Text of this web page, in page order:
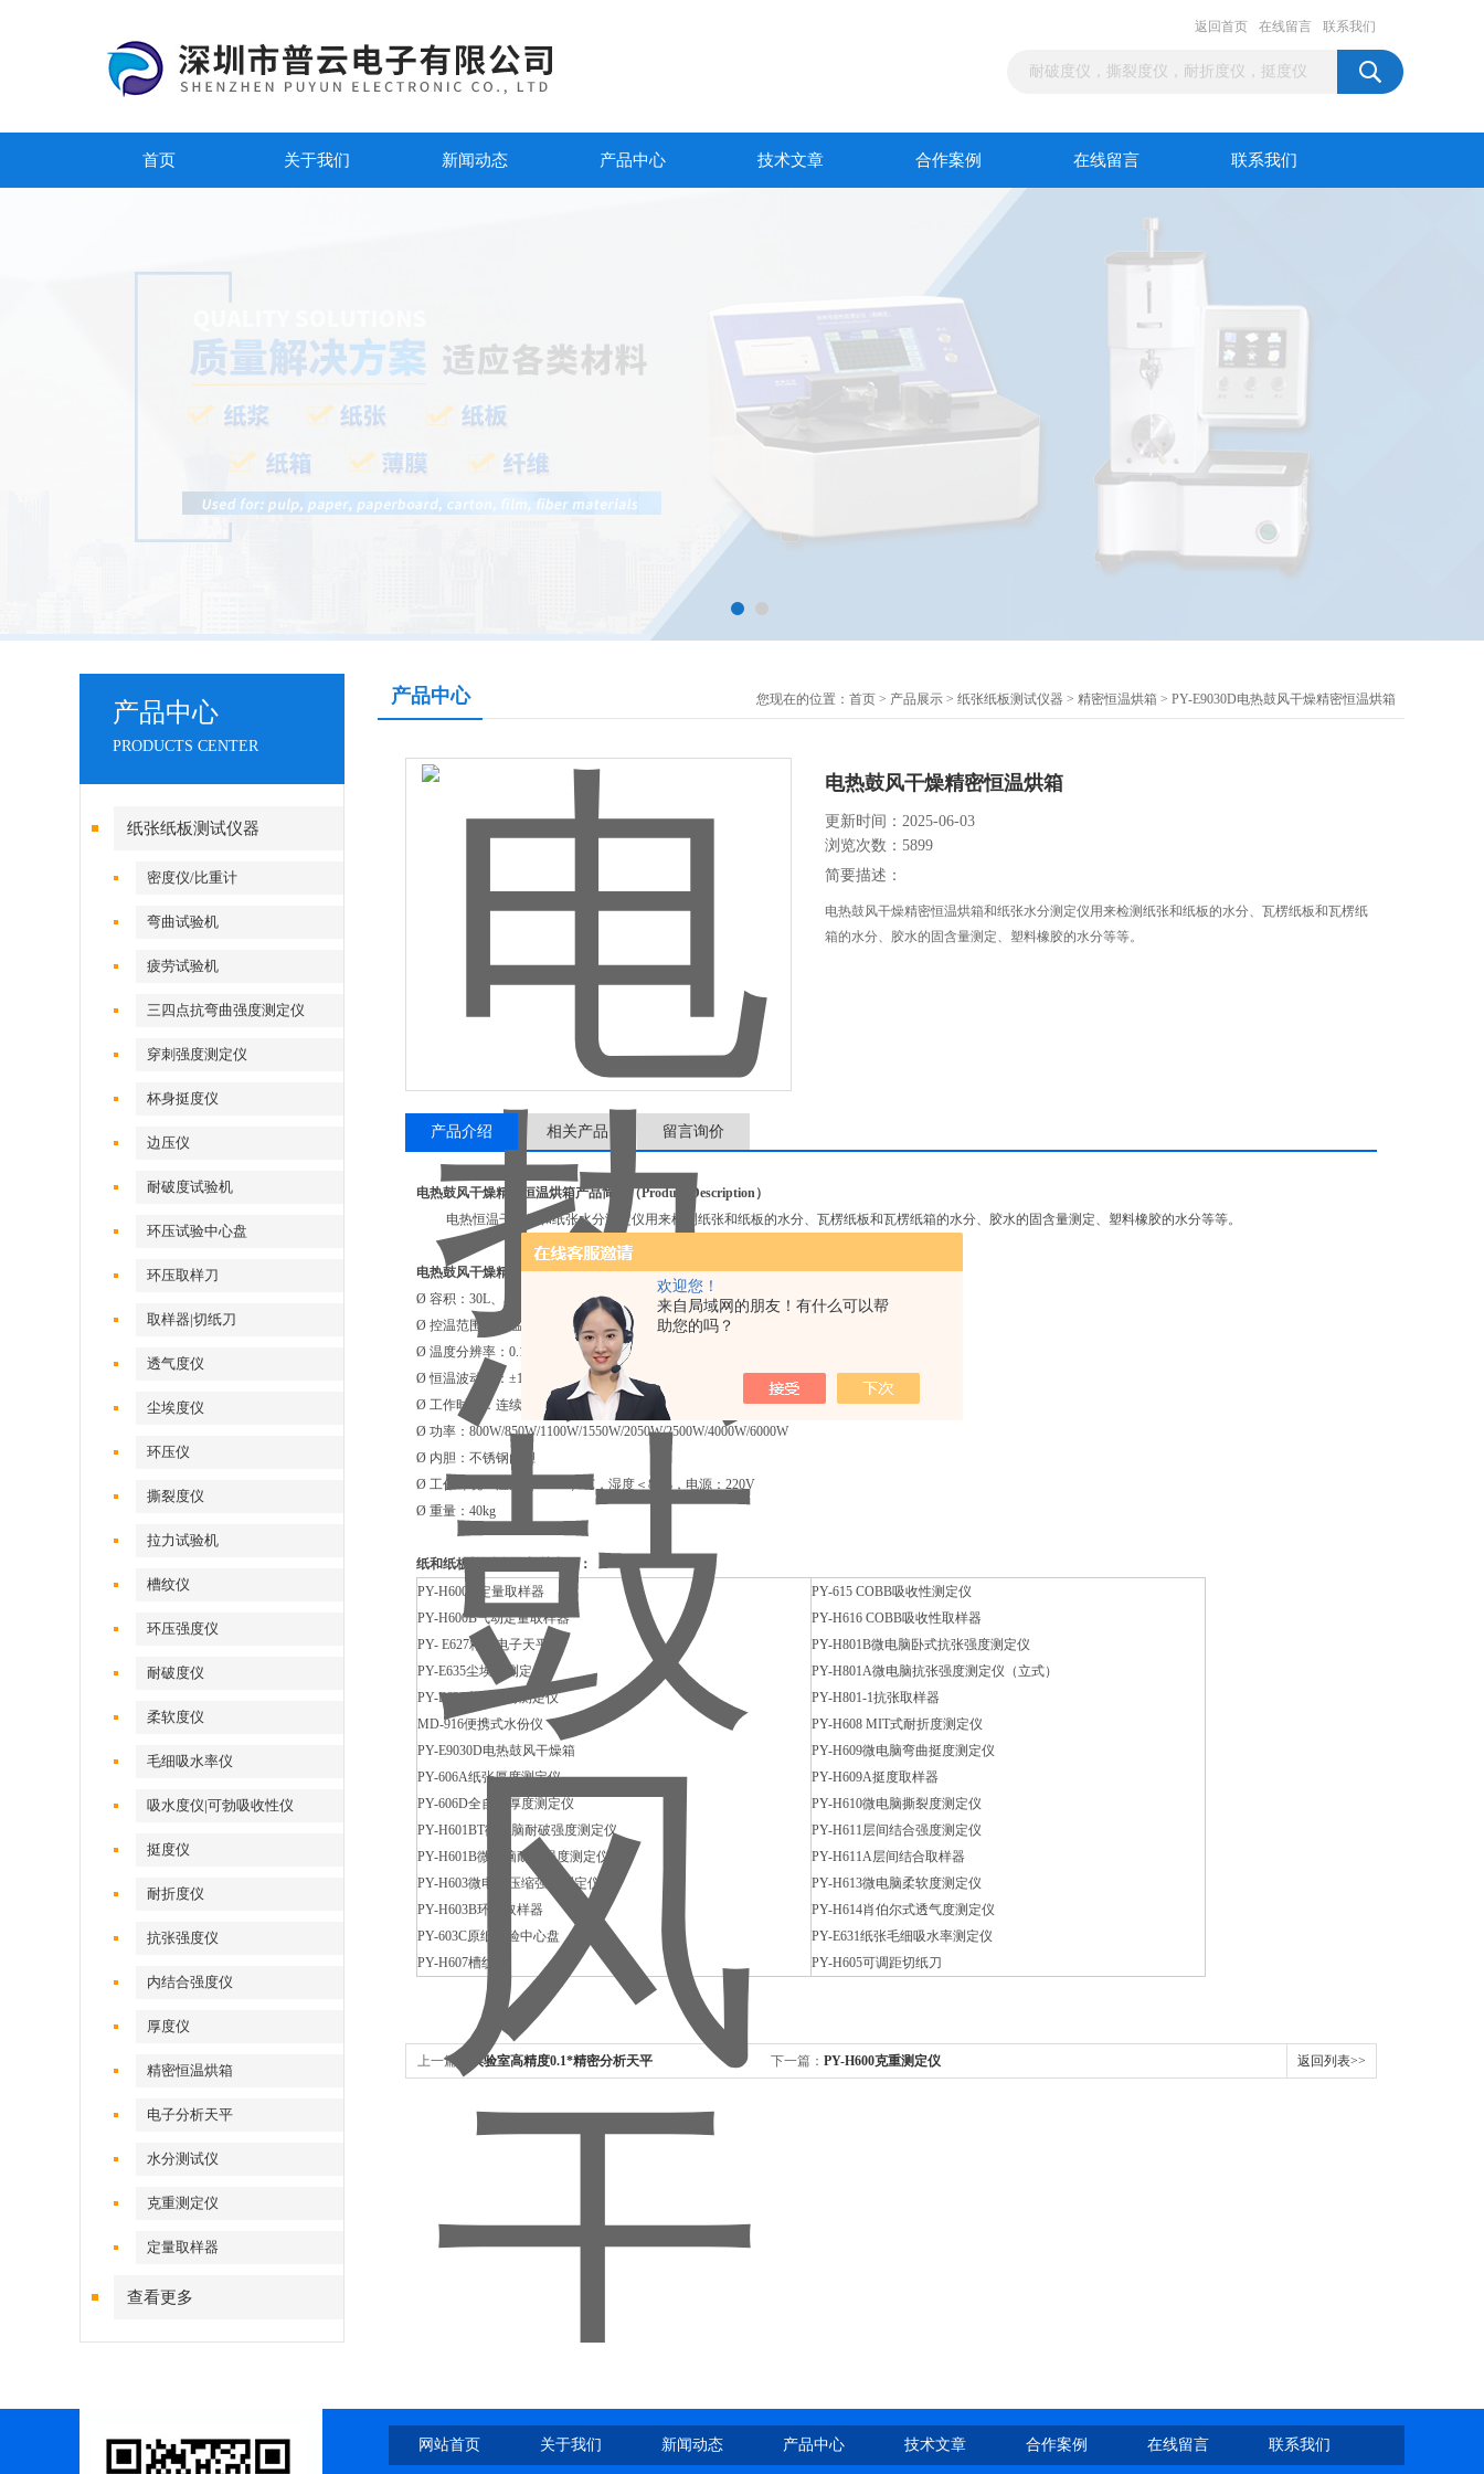
欢迎您！
来自局域网的朋友！有什么可以帮
助您的吗？
返回首页 在线留言 联系我们
首页 关于我们 新闻动态 产品中心 技术文章 合作案例 在线留言 联系我们
产品中心
PRODUCTS CENTER
纸张纸板测试仪器
密度仪/比重计
弯曲试验机
疲劳试验机
三四点抗弯曲强度测定仪
穿刺强度测定仪
杯身挺度仪
边压仪
耐破度试验机
环压试验中心盘
环压取样刀
取样器|切纸刀
透气度仪
尘埃度仪
环压仪
撕裂度仪
拉力试验机
槽纹仪
环压强度仪
耐破度仪
柔软度仪
毛细吸水率仪
吸水度仪|可勃吸收性仪
挺度仪
耐折度仪
抗张强度仪
内结合强度仪
厚度仪
精密恒温烘箱
电子分析天平
水分测试仪
克重测定仪
定量取样器
查看更多
产品中心 您现在的位置： 首页 > 产品展示 > 纸张纸板测试仪器 > 精密恒温烘箱 > PY-E9030D电热鼓风干燥精密恒温烘箱
电热鼓风干燥精密恒温烘箱
更新时间：2025-06-03
浏览次数：5899
简要描述：
电热鼓风干燥精密恒温烘箱和纸张水分测定仪用来检测纸张和纸板的水分、瓦楞纸板和瓦楞纸
箱的水分、胶水的固含量测定、塑料橡胶的水分等等。
产品介绍 相关产品 留言询价
电热鼓风干燥精密恒温烘箱产品简介（Product Description）
电热恒温干燥箱和纸张水分测定仪用来检测纸张和纸板的水分、瓦楞纸板和瓦楞纸箱的水分、胶水的固含量测定、塑料橡胶的水分等等。
电热鼓风干燥精密恒温烘箱技术参数（Parameter）： (适合实验室水分的检测)
Ø 容积：30L、50L、80L、136L、220L、260、L620、1000L
Ø 控温范围：室温RT+10--250℃
Ø 温度分辨率：0.1℃
Ø 恒温波动度：±1℃
Ø 工作时间：连续或0~9999min定时
Ø 功率：800W/850W/1100W/1550W/2050W/2500W/4000W/6000W
Ø 内胆：不锈钢内胆
Ø 工作环境：温度（20±10）℃，湿度＜85%，电源：220V
Ø 重量：40kg
纸和纸板检测仪器
相关产品：
PY-H600A
定量取样器
PY-H600B气动定量取样器
PY- E627精密电子天平
PY-E635尘埃度测定仪
PY-E628
卤素水份测定仪
MD-916便携式水份仪
PY-E9030D电热鼓风干燥箱
PY-606A纸张厚度测定仪
PY-606D全自动厚度测定仪
PY-H601BT微电脑耐破强度测定仪
PY-H601B微电脑耐破强度测定仪
PY-H603微电脑压缩强度测定仪
PY-H603B环压取样器
PY-603C原纸试验中心盘
PY-H607槽纹仪
PY-615 COBB吸收性测定仪
PY-H616 COBB吸收性取样器
PY-H801B微电脑卧式抗张强度测定仪
PY-H801A微电脑抗张强度测定仪（立式）
PY-H801-1抗张取样器
PY-H608 MIT式耐折度测定仪
PY-H609微电脑弯曲挺度测定仪
PY-H609A挺度取样器
PY-H610微电脑撕裂度测定仪
PY-H611层间结合强度测定仪
PY-H611A层间结合取样器
PY-H613微电脑柔软度测定仪
PY-H614肖伯尔式透气度测定仪
PY-E631纸张毛细吸水率测定仪
PY-H605可调距切纸刀
上一篇： 实验室高精度0.1*精密分析天平 下一篇： PY-H600克重测定仪 返回列表>>
网站首页 关于我们 新闻动态 产品中心 技术文章 合作案例 在线留言 联系我们